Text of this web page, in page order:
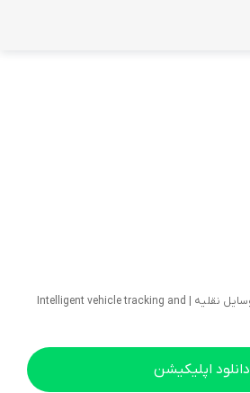
ردیابی و مدیریت هوشمند وسایل نقلیه | Intelligent vehicle tracking and
دانلود اپلیکیشن